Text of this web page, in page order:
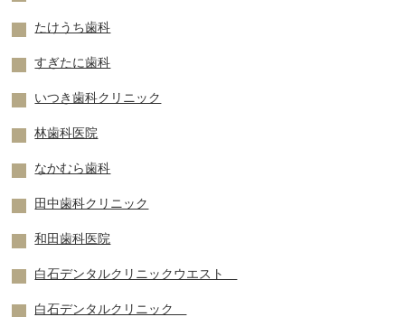
たけうち歯科
すぎたに歯科
いつき歯科クリニック
林歯科医院
なかむら歯科
田中歯科クリニック
和田歯科医院
白石デンタルクリニックウエスト
白石デンタルクリニック